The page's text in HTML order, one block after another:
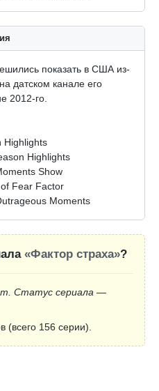
показать в США из-
датском канале его
2012-го.
Highlights
Highlights
Show
Fear Factor
Moments
«Фактор страха»?
Статус сериала —
(всего 156 серии).